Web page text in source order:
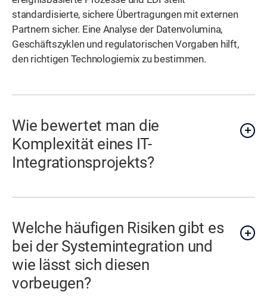
standardisierte, sichere Übertragungen mit externen
Partnern sicher. Eine Analyse der Datenvolumina,
Geschäftszyklen und regulatorischen Vorgaben hilft,
den richtigen Technologiemix zu bestimmen.
Wie bewertet man die
Komplexität eines IT-
Integrationsprojekts?
Welche häufigen Risiken gibt es
bei der Systemintegration und
wie lässt sich diesen
vorbeugen?